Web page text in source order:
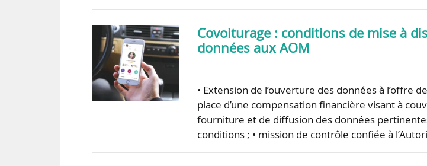
Covoiturage : conditions de mise à
données aux AOM
• Extension de l’ouverture des données à l’offre
place d’une compensation financière visant à
fourniture et de diffusion des données
conditions ; • mission de contrôle confiée à